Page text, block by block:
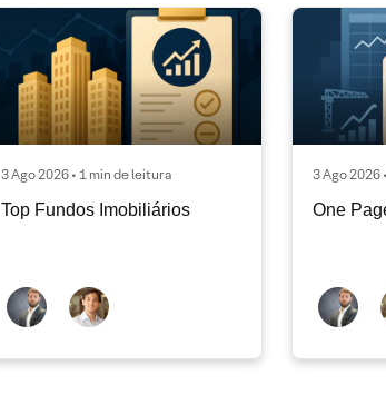
3 Ago 2026 • 1 min de leitura
Top Fundos Imobiliários
3 Ago 2026
One